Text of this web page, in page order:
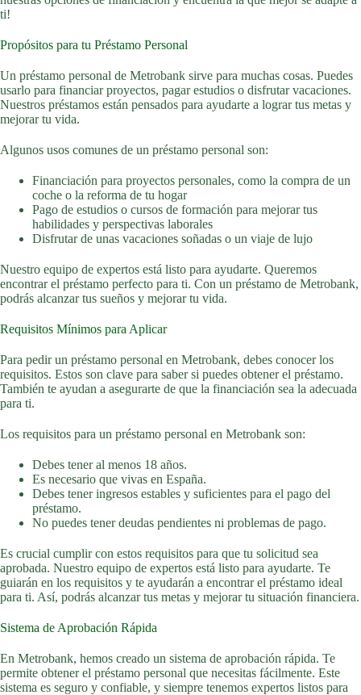
ti!
Propósitos para tu Préstamo Personal
Un préstamo personal de Metrobank sirve para muchas cosas. Puedes
usarlo para financiar proyectos, pagar estudios o disfrutar vacaciones.
Nuestros préstamos están pensados para ayudarte a lograr tus metas y
mejorar tu vida.
Algunos usos comunes de un préstamo personal son:
Financiación para proyectos personales, como la compra de un
coche o la reforma de tu hogar
Pago de estudios o cursos de formación para mejorar tus
habilidades y perspectivas laborales
Disfrutar de unas vacaciones soñadas o un viaje de lujo
Nuestro equipo de expertos está listo para ayudarte. Queremos
encontrar el préstamo perfecto para ti. Con un préstamo de Metrobank,
podrás alcanzar tus sueños y mejorar tu vida.
Requisitos Mínimos para Aplicar
Para pedir un préstamo personal en Metrobank, debes conocer los
requisitos. Estos son clave para saber si puedes obtener el préstamo.
También te ayudan a asegurarte de que la financiación sea la adecuada
para ti.
Los requisitos para un préstamo personal en Metrobank son:
Debes tener al menos 18 años.
Es necesario que vivas en España.
Debes tener ingresos estables y suficientes para el pago del
préstamo.
No puedes tener deudas pendientes ni problemas de pago.
Es crucial cumplir con estos requisitos para que tu solicitud sea
aprobada. Nuestro equipo de expertos está listo para ayudarte. Te
guiarán en los requisitos y te ayudarán a encontrar el préstamo ideal
para ti. Así, podrás alcanzar tus metas y mejorar tu situación financiera.
Sistema de Aprobación Rápida
En Metrobank, hemos creado un sistema de aprobación rápida. Te
permite obtener el préstamo personal que necesitas fácilmente. Este
sistema es seguro y confiable, y siempre tenemos expertos listos para